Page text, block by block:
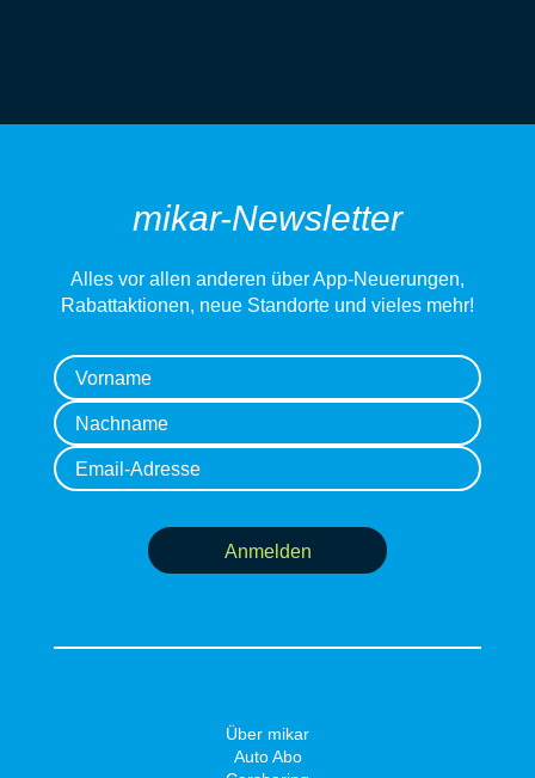
mikar-Newsletter
Alles vor allen anderen über App-Neuerungen,
Rabattaktionen, neue Standorte und vieles mehr!
Anmelden
Über mikar
Auto Abo